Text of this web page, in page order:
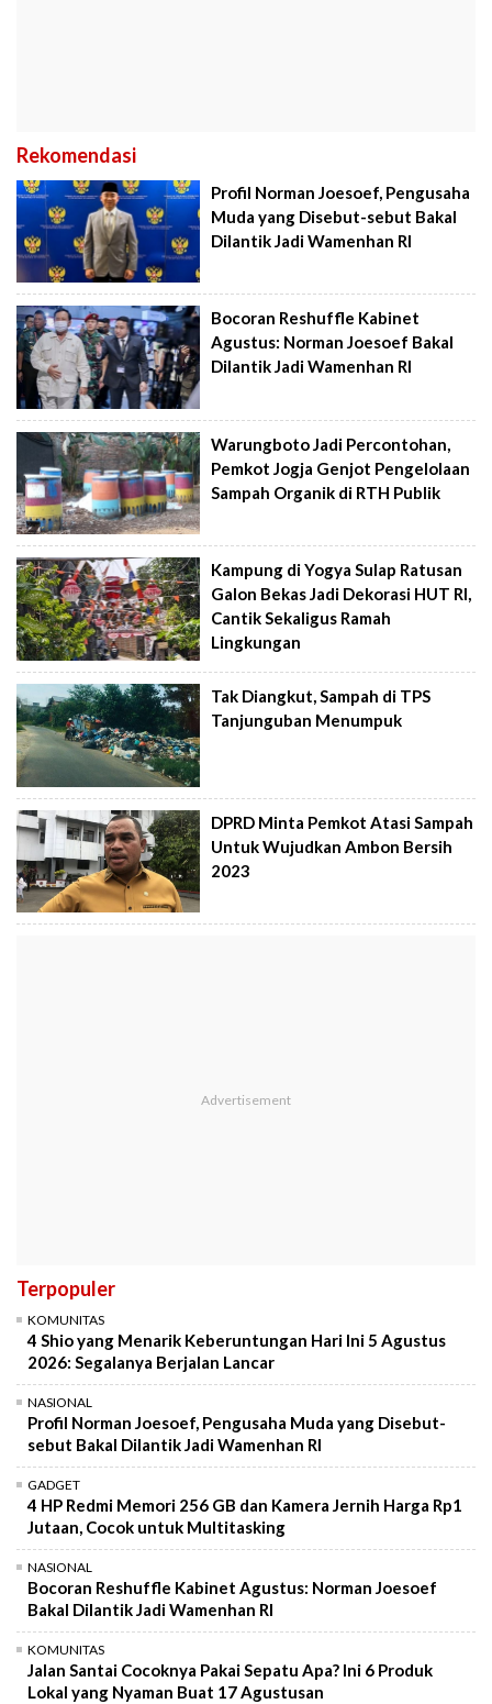
Rekomendasi
Profil Norman Joesoef, Pengusaha
Muda yang Disebut-sebut Bakal
Dilantik Jadi Wamenhan RI
Bocoran Reshuffle Kabinet
Agustus: Norman Joesoef Bakal
Dilantik Jadi Wamenhan RI
Warungboto Jadi Percontohan,
Pemkot Jogja Genjot Pengelolaan
Sampah Organik di RTH Publik
Kampung di Yogya Sulap Ratusan
Galon Bekas Jadi Dekorasi HUT RI,
Cantik Sekaligus Ramah
Lingkungan
Tak Diangkut, Sampah di TPS
Tanjunguban Menumpuk
DPRD Minta Pemkot Atasi Sampah
Untuk Wujudkan Ambon Bersih
2023
Terpopuler
KOMUNITAS
4 Shio yang Menarik Keberuntungan Hari Ini 5 Agustus
2026: Segalanya Berjalan Lancar
NASIONAL
Profil Norman Joesoef, Pengusaha Muda yang Disebut-
sebut Bakal Dilantik Jadi Wamenhan RI
GADGET
4 HP Redmi Memori 256 GB dan Kamera Jernih Harga Rp1
Jutaan, Cocok untuk Multitasking
NASIONAL
Bocoran Reshuffle Kabinet Agustus: Norman Joesoef
Bakal Dilantik Jadi Wamenhan RI
KOMUNITAS
Jalan Santai Cocoknya Pakai Sepatu Apa? Ini 6 Produk
Lokal yang Nyaman Buat 17 Agustusan